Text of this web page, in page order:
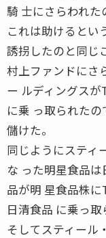
騎 士にさらわれた
これは助けるとい
誘拐したのと同じ
村上ファンドにさ
ー ルディングス
に乗 っ取られた
儲けた。
同じようにスティ
な った明星食品
品が明 星食品株
日清食品 に乗っ取
そしてスティール